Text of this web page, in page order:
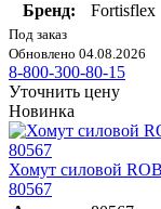
Бренд:
Fortisflex
Под заказ
Обновлено 04.08.2026
8-800-300-80-15
Уточнить цену
Новинка
Хомут силовой
80567